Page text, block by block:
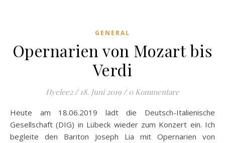
GENERAL
Opernarien von Mozart bis
Verdi
Hyelee2 / 18. Juni 2019 / 0 Kommentare
Heute am 18.06.2019 lädt die Deutsch-Italienische
Gesellschaft (DIG) in Lübeck wieder zum Konzert ein. Ich
begleite den Bariton Joseph Lia mit Opernarien von